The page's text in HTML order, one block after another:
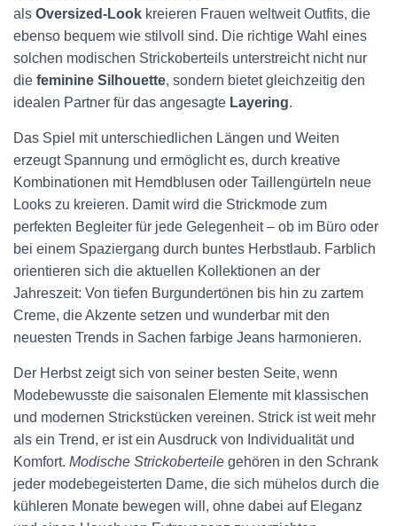
als Oversized-Look kreieren Frauen weltweit Outfits, die
ebenso bequem wie stilvoll sind. Die richtige Wahl eines
solchen modischen Strickoberteils unterstreicht nicht nur
die feminine Silhouette, sondern bietet gleichzeitig den
idealen Partner für das angesagte Layering.
Das Spiel mit unterschiedlichen Längen und Weiten
erzeugt Spannung und ermöglicht es, durch kreative
Kombinationen mit Hemdblusen oder Taillengürteln neue
Looks zu kreieren. Damit wird die Strickmode zum
perfekten Begleiter für jede Gelegenheit – ob im Büro oder
bei einem Spaziergang durch buntes Herbstlaub. Farblich
orientieren sich die aktuellen Kollektionen an der
Jahreszeit: Von tiefen Burgundertönen bis hin zu zartem
Creme, die Akzente setzen und wunderbar mit den
neuesten Trends in Sachen farbige Jeans harmonieren.
Der Herbst zeigt sich von seiner besten Seite, wenn
Modebewusste die saisonalen Elemente mit klassischen
und modernen Strickstücken vereinen. Strick ist weit mehr
als ein Trend, er ist ein Ausdruck von Individualität und
Komfort. Modische Strickoberteile gehören in den Schrank
jeder modebegeisterten Dame, die sich mühelos durch die
kühleren Monate bewegen will, ohne dabei auf Eleganz